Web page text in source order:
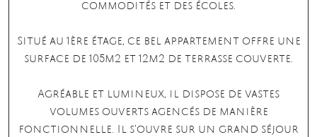
commodités et des écoles.
Situé au 1ère étage, ce bel appartement offre une
surface de 105m2 et 12m2 de terrasse couverte.
Agréable et lumineux, il dispose de vastes
volumes ouverts agencés de manière
fonctionnelle. Il s’ouvre sur un grand séjour